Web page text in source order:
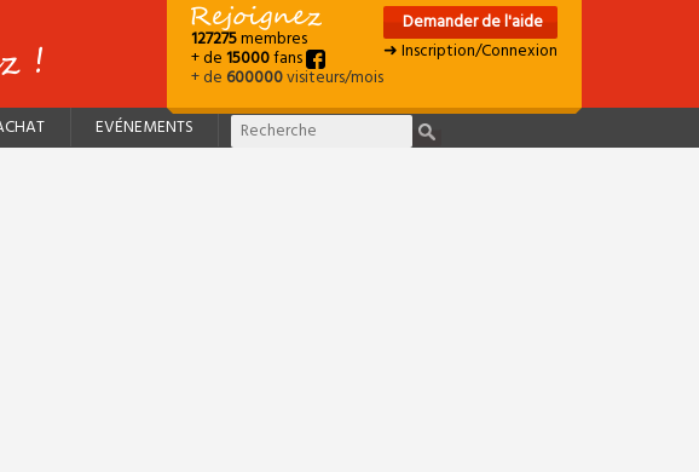
127275membres
+ de15000fans
+ de600000visiteurs/mois
Demander de l'aide
➜ Inscription/Connexion
EVÉNEMENTS